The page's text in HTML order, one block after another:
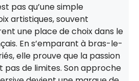
pas qu’une simple
artistiques, souvent
une place de choix dans le
En s’emparant à bras-le-
elle prouve que la passion
pas de limites. Son approche